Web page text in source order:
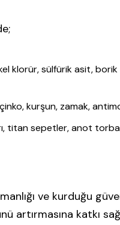
klorür, sülfürik asit,
kurşun, zamak,
titan sepetler, anot
ve kurduğu
artırmasına katkı